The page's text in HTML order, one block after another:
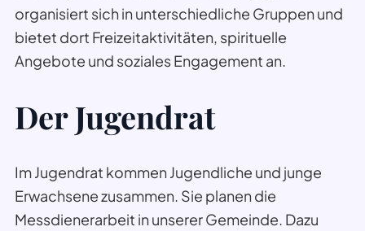
organisiert sich in unterschiedliche Gruppen und
bietet dort Freizeitaktivitäten, spirituelle
Angebote und soziales Engagement an.
Der Jugendrat
Im Jugendrat kommen Jugendliche und junge
Erwachsene zusammen. Sie planen die
Messdienerarbeit in unserer Gemeinde. Dazu